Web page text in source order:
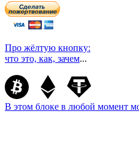
Про жёлтую кнопку:
что это, как, зачем...
В этом блоке в любой момент